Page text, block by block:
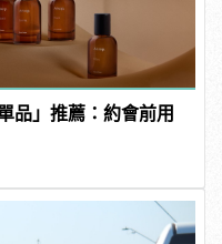
品」推薦：約會前用